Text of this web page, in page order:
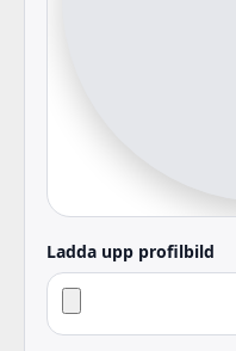
Ladda upp profilbild